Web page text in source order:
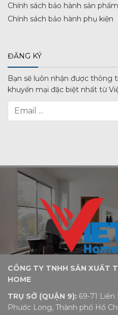
Chính sách bảo hành sản
Chính sách bảo hành phụ kiện
ĐĂNG KÝ
Bạn sẽ luôn nhận được thông
khuyến mại đặc biệt nhất từ
CÔNG TY TNHH SẢN XUẤT
HOME
TRỤ SỞ (QUẬN 9): 69-71
Phước Long, Thành phố Hồ